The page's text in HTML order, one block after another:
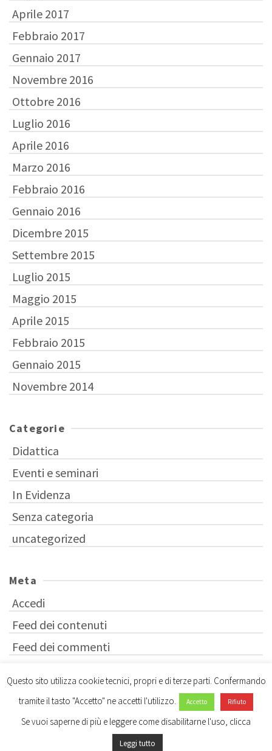
Aprile 2017
Febbraio 2017
Gennaio 2017
Novembre 2016
Ottobre 2016
Luglio 2016
Aprile 2016
Marzo 2016
Febbraio 2016
Gennaio 2016
Dicembre 2015
Settembre 2015
Luglio 2015
Maggio 2015
Aprile 2015
Febbraio 2015
Gennaio 2015
Novembre 2014
Categorie
Didattica
Eventi e seminari
In Evidenza
Senza categoria
uncategorized
Meta
Accedi
Feed dei contenuti
Feed dei commenti
© 2026 dottorato studi storici - WordPress Theme by
Questo sito utilizza cookie tecnici, propri e di terze parti. Confermando
tramite il tasto "Accetto" ne accetti l'utilizzo.
Accetto Rifiuto
Se vuoi saperne di più e leggere come disabilitarne l'uso, clicca
Leggi tutto